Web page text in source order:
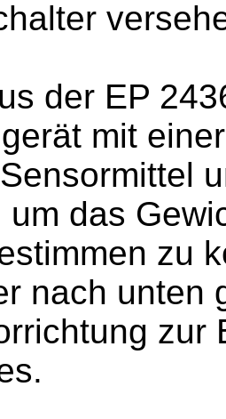
der EP
mit
um das
zu
nach unten
zur